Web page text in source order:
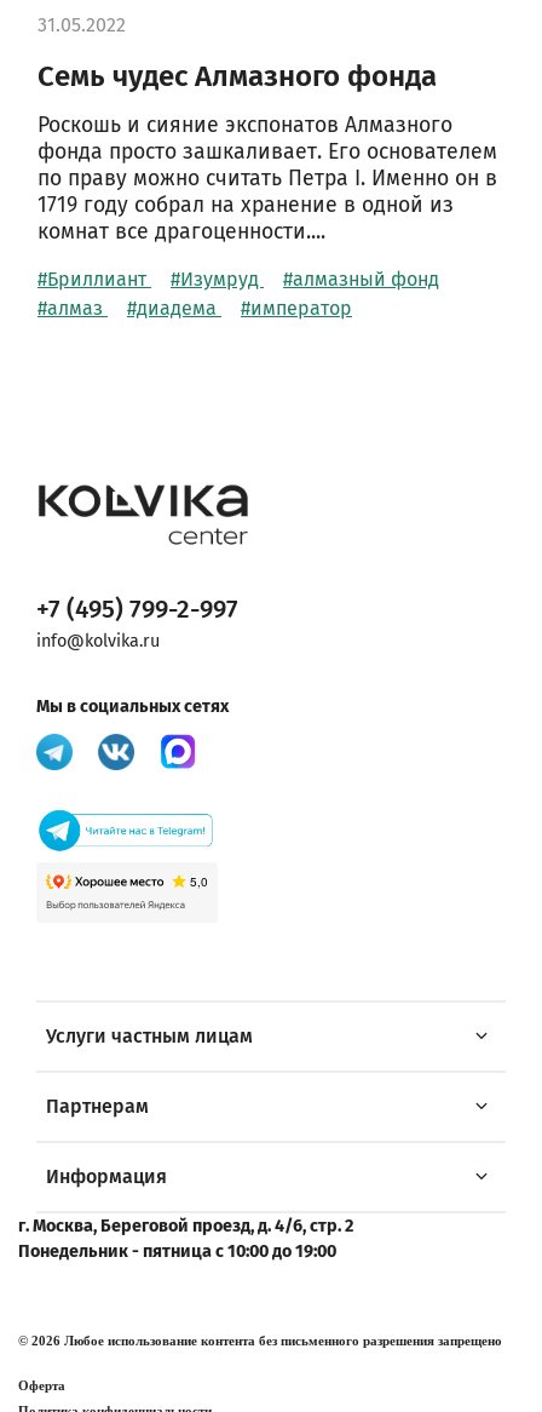
Семь чудес Алмазного фонда
Роскошь и сияние экспонатов Алмазного
фонда просто зашкаливает. Его основателем
по праву можно считать Петра I. Именно он в
1719 году собрал на хранение в одной из
комнат все драгоценности....
31.05.2022
#Бриллиант #Изумруд
#алмазный фонд
#алмаз
#диадема #император
Услуги частным лицам
Партнерам
Информация
+7 (495) 799-2-997
info@kolvika.ru
Мы в социальных сетях
г. Москва, Береговой проезд, д. 4/6, стр. 2
Понедельник - пятница с 10:00 до 19:00
© 2026 Любое использование контента без письменного разрешения запрещено
Оферта